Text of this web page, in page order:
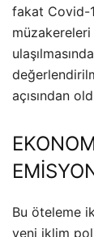
fakat Covid-
müzakereleri
açısından
Bu öteleme
yeni iklim